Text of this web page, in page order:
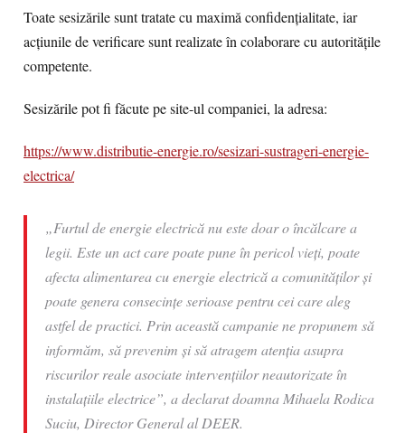
Toate sesizările sunt tratate cu maximă confidențialitate, iar
acțiunile de verificare sunt realizate în colaborare cu autoritățile
competente.
Sesizările pot fi făcute pe site-ul companiei, la adresa:
https://www.distributie-energie.ro/sesizari-sustrageri-energie-
electrica/
„Furtul de energie electrică nu este doar o încălcare a
legii. Este un act care poate pune în pericol vieți, poate
afecta alimentarea cu energie electrică a comunităților și
poate genera consecințe serioase pentru cei care aleg
astfel de practici. Prin această campanie ne propunem să
informăm, să prevenim și să atragem atenția asupra
riscurilor reale asociate intervențiilor neautorizate în
instalațiile electrice”, a declarat doamna Mihaela Rodica
Suciu, Director General al DEER.